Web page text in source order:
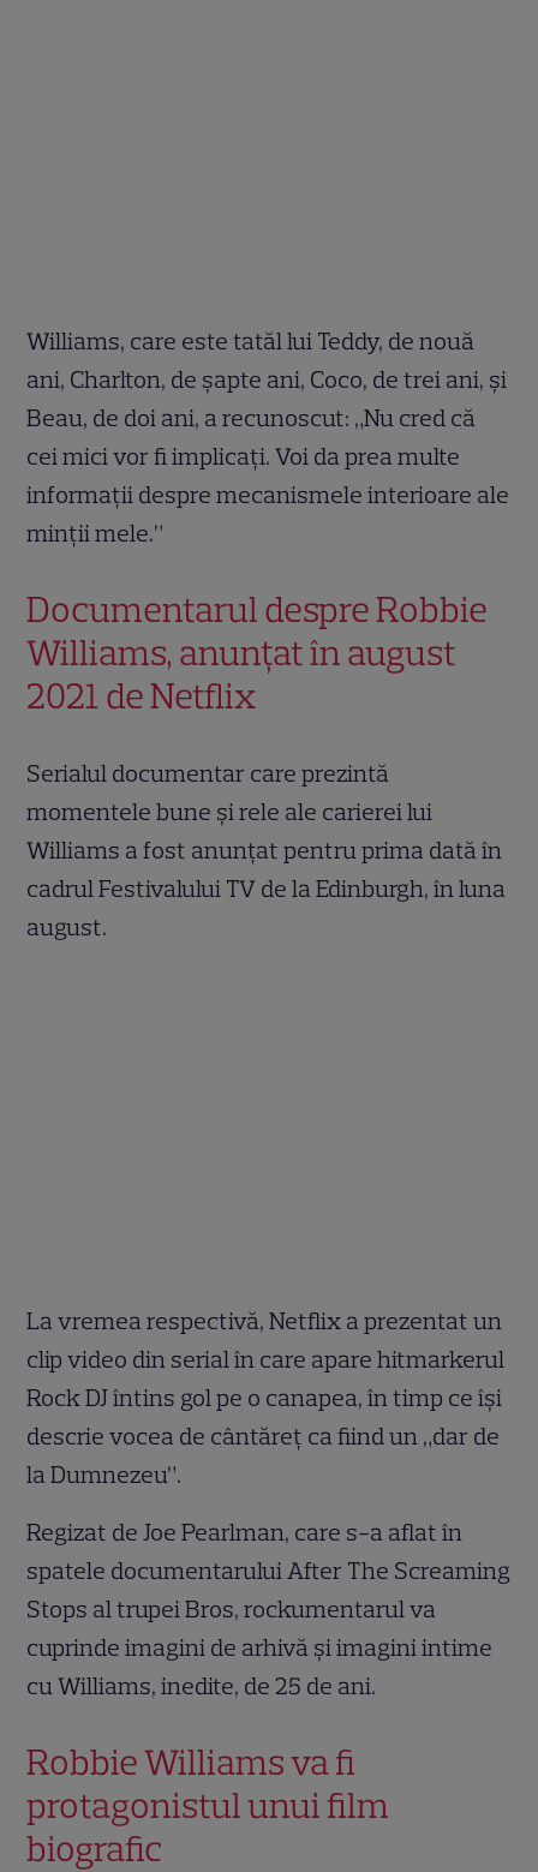
Williams, care este tatăl lui Teddy, de nouă
ani, Charlton, de șapte ani, Coco, de trei ani, și
Beau, de doi ani, a recunoscut: „Nu cred că
cei mici vor fi implicați. Voi da prea multe
informații despre mecanismele interioare ale
minții mele.”
Documentarul despre Robbie
Williams, anunțat în august
2021 de Netflix
Serialul documentar care prezintă
momentele bune și rele ale carierei lui
Williams a fost anunțat pentru prima dată în
cadrul Festivalului TV de la Edinburgh, în luna
august.
La vremea respectivă, Netflix a prezentat un
clip video din serial în care apare hitmarkerul
Rock DJ întins gol pe o canapea, în timp ce își
descrie vocea de cântăreț ca fiind un „dar de
la Dumnezeu”.
Regizat de Joe Pearlman, care s-a aflat în
spatele documentarului After The Screaming
Stops al trupei Bros, rockumentarul va
cuprinde imagini de arhivă și imagini intime
cu Williams, inedite, de 25 de ani.
Robbie Williams va fi
protagonistul unui film
biografic